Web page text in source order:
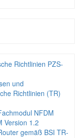
Richtlinien PZS-
und
Richtlinien (TR)
NFDM
Version 1.2
gemäß BSI TR-